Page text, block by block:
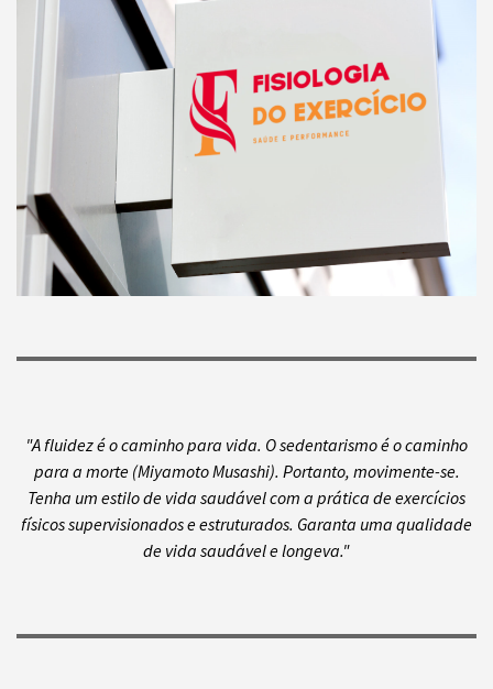
"A fluidez é o caminho para vida. O sedentarismo é o caminho
para a morte (Miyamoto Musashi). Portanto, movimente-se.
Tenha um estilo de vida saudável com a prática de exercícios
físicos supervisionados e estruturados. Garanta uma qualidade
de vida saudável e longeva."